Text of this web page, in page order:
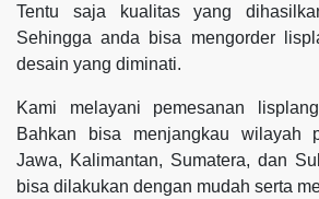
Tentu saja kualitas yang
Sehingga anda bisa mengorder
desain yang diminati.
Kami melayani pemesanan
Bahkan bisa menjangkau wilayah
Jawa, Kalimantan, Sumatera, dan
bisa dilakukan dengan mudah serta